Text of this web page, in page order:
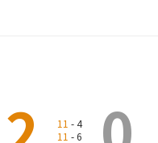
11 - 4
11 - 6